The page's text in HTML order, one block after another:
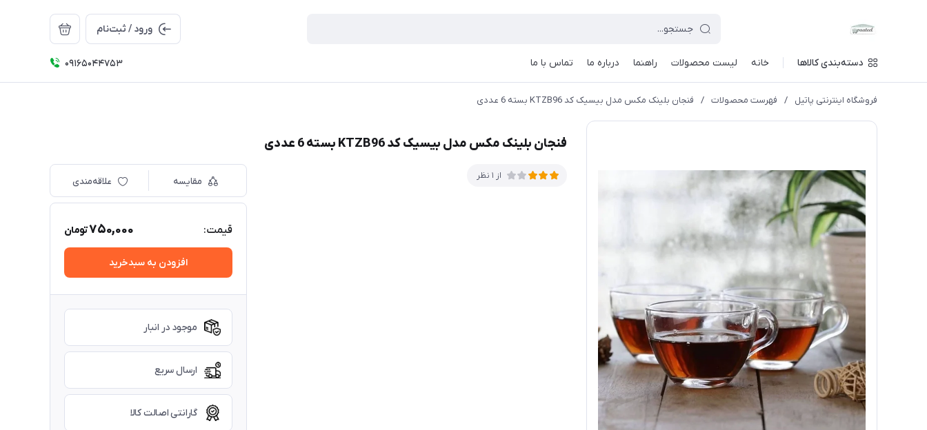
ورود / ثبت‌نام
دسته‌بندی کالاها خانه لیست محصولات راهنما درباره ما تماس با ما 09165044753
فروشگاه اینترنتی پاتیل / فهرست محصولات / فنجان بلینک مکس مدل بیسیک کد KTZB96 بسته 6 عددی
فنجان بلینک مکس مدل بیسیک کد KTZB96 بسته 6 عددی
از 1 نظر مقایسه علاقه‌مندی
قیمت: 750,000تومان
افزودن به سبدخرید
موجود در انبار
ارسال سریع
گارانتی اصالت کالا